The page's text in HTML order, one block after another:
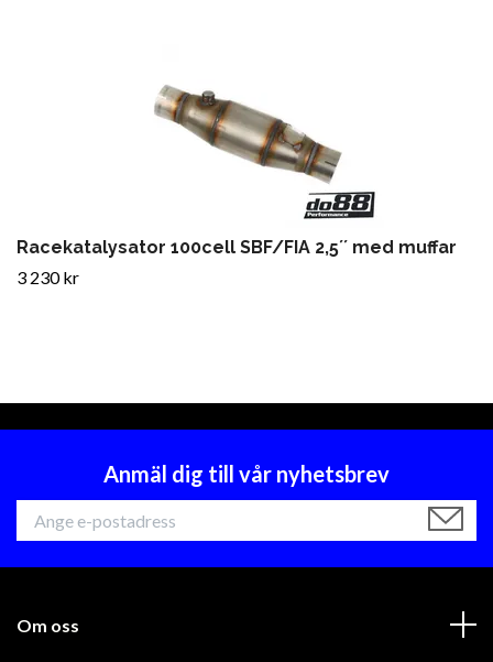
Racekatalysator 100cell SBF/FIA 2,5´´ med muffar
3 230 kr
Anmäl dig till vår nyhetsbrev
Om oss